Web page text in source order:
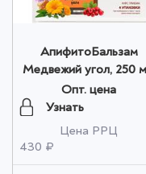
АпифитоБальзам
Медвежий угол, 250
стекло оптом
Опт. цена
Узнать
Цена РРЦ
430 ₽